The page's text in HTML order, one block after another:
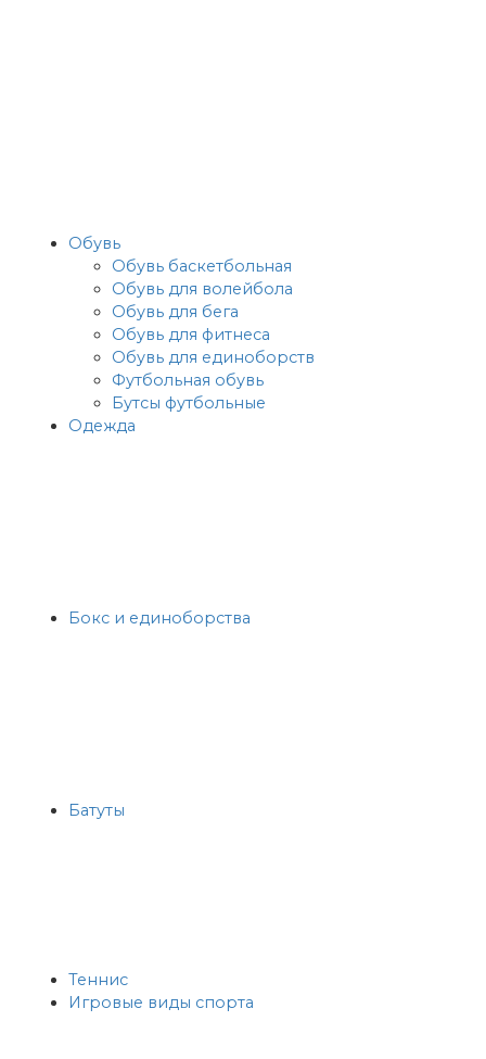
Обувь
Обувь баскетбольная
Обувь для волейбола
Обувь для бега
Обувь для фитнеса
Обувь для единоборств
Футбольная обувь
Бутсы футбольные
Одежда
Бокс и единоборства
Батуты
Теннис
Игровые виды спорта